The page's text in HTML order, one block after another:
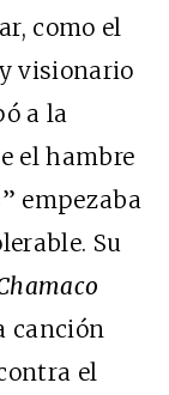
como el
visionario
a la
el hambre
empezaba
Su
canción
el